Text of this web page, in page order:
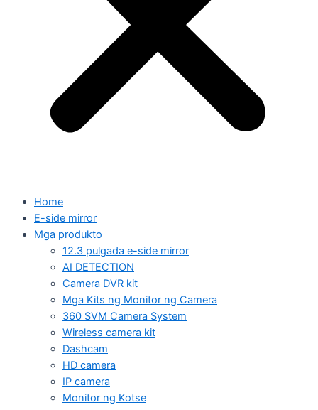
Home
E-side mirror
Mga produkto
12.3 pulgada e-side mirror
AI DETECTION
Camera DVR kit
Mga Kits ng Monitor ng Camera
360 SVM Camera System
Wireless camera kit
Dashcam
HD camera
IP camera
Monitor ng Kotse